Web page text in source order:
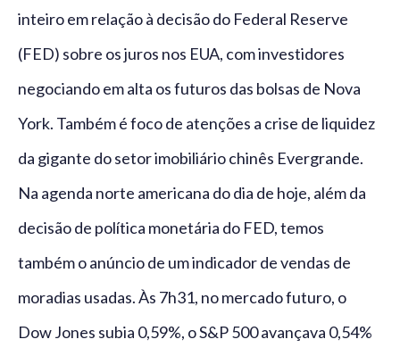
inteiro em relação à decisão do Federal Reserve
(FED) sobre os juros nos EUA, com investidores
negociando em alta os futuros das bolsas de Nova
York. Também é foco de atenções a crise de liquidez
da gigante do setor imobiliário chinês Evergrande.
Na agenda norte americana do dia de hoje, além da
decisão de política monetária do FED, temos
também o anúncio de um indicador de vendas de
moradias usadas. Às 7h31, no mercado futuro, o
Dow Jones subia 0,59%, o S&P 500 avançava 0,54%